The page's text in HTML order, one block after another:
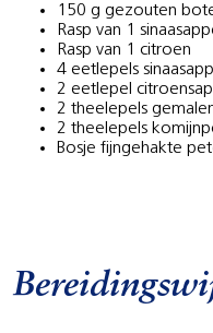
150 g gezouten
Rasp van 1
Rasp van 1 citroen
4 eetlepels
2 eetlepel citroensap
2 theelepels
2 theelepels
Bosje fijngehakte